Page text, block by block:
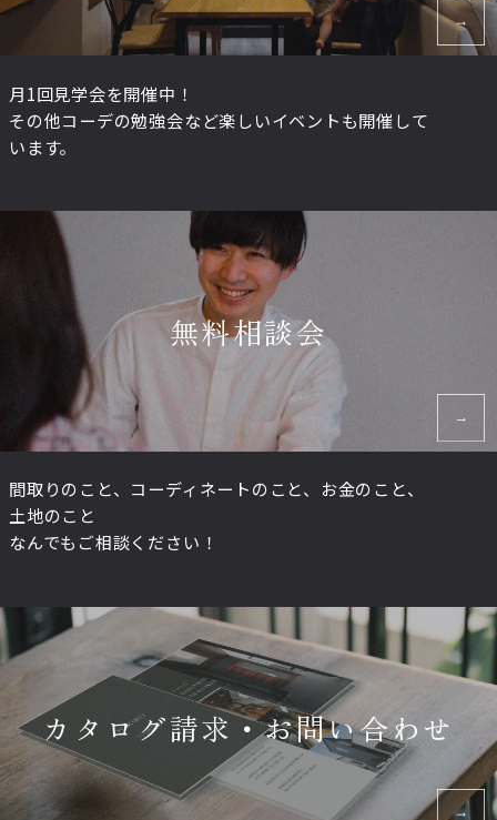
月1回見学会を開催中！
その他コーデの勉強会など楽しいイベントも開催して
います。
無料相談会
間取りのこと、コーディネートのこと、お金のこと、
土地のこと
なんでもご相談ください！
カタログ請求・お問い合わせ